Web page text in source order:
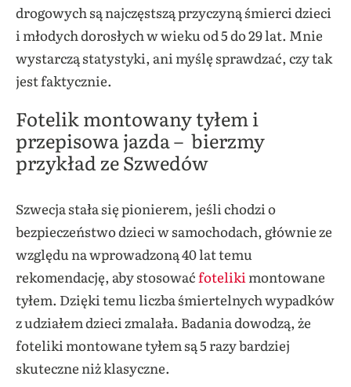
drogowych są najczęstszą przyczyną śmierci dzieci
i młodych dorosłych w wieku od 5 do 29 lat. Mnie
wystarczą statystyki, ani myślę sprawdzać, czy tak
jest faktycznie.
Fotelik montowany tyłem i
przepisowa jazda – bierzmy
przykład ze Szwedów
Szwecja stała się pionierem, jeśli chodzi o
bezpieczeństwo dzieci w samochodach, głównie ze
względu na wprowadzoną 40 lat temu
rekomendację, aby stosować foteliki montowane
tyłem. Dzięki temu liczba śmiertelnych wypadków
z udziałem dzieci zmalała. Badania dowodzą, że
foteliki montowane tyłem są 5 razy bardziej
skuteczne niż klasyczne.